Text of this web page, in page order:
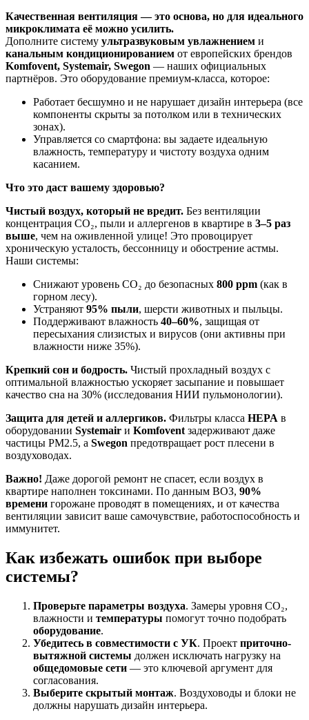
Качественная вентиляция — это основа, но для идеального
микроклимата её можно усилить.
Дополните систему ультразвуковым увлажнением и
канальным кондиционированием от европейских брендов
Komfovent, Systemair, Swegоn — наших официальных
партнёров. Это оборудование премиум-класса, которое:
Работает бесшумно и не нарушает дизайн интерьера (все
компоненты скрыты за потолком или в технических
зонах).
Управляется со смартфона: вы задаете идеальную
влажность, температуру и чистоту воздуха одним
касанием.
Что это даст вашему здоровью?
Чистый воздух, который не вредит. Без вентиляции
концентрация CO₂, пыли и аллергенов в квартире в 3–5 раз
выше, чем на оживленной улице! Это провоцирует
хроническую усталость, бессонницу и обострение астмы.
Наши системы:
Снижают уровень CO₂ до безопасных 800 ppm (как в
горном лесу).
Устраняют 95% пыли, шерсти животных и пыльцы.
Поддерживают влажность 40–60%, защищая от
пересыхания слизистых и вирусов (они активны при
влажности ниже 35%).
Крепкий сон и бодрость. Чистый прохладный воздух с
оптимальной влажностью ускоряет засыпание и повышает
качество сна на 30% (исследования НИИ пульмонологии).
Защита для детей и аллергиков. Фильтры класса HEPA в
оборудовании Systemair и Komfovent задерживают даже
частицы PM2.5, а Swegоn предотвращает рост плесени в
воздуховодах.
Важно! Даже дорогой ремонт не спасет, если воздух в
квартире наполнен токсинами. По данным ВОЗ, 90%
времени горожане проводят в помещениях, и от качества
вентиляции зависит ваше самочувствие, работоспособность и
иммунитет.
Как избежать ошибок при выборе
системы?
Проверьте параметры воздуха. Замеры уровня CO₂,
влажности и температуры помогут точно подобрать
оборудование.
Убедитесь в совместимости с УК. Проект приточно-
вытяжной системы должен исключать нагрузку на
общедомовые сети — это ключевой аргумент для
согласования.
Выберите скрытый монтаж. Воздуховоды и блоки не
должны нарушать дизайн интерьера.